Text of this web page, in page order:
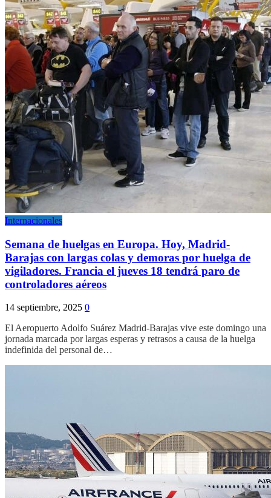
Internacionales
Semana de huelgas en Europa. Hoy, Madrid-
Barajas con largas colas y demoras por huelga de
vigiladores. Francia el jueves 18 tendrá paro de
controladores aéreos
14 septiembre, 2025 0
El Aeropuerto Adolfo Suárez Madrid-Barajas vive este domingo una
jornada marcada por largas esperas y retrasos a causa de la huelga
indefinida del personal de…